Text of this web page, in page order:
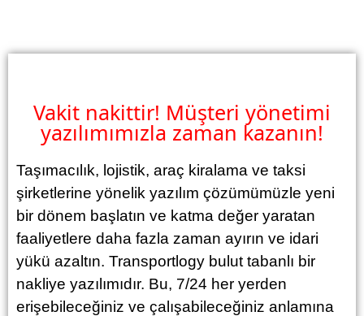
Vakit nakittir! Müşteri yönetimi
yazılımımızla zaman kazanın!
Taşımacılık, lojistik, araç kiralama ve taksi
şirketlerine yönelik yazılım çözümümüzle yeni
bir dönem başlatın ve katma değer yaratan
faaliyetlere daha fazla zaman ayırın ve idari
yükü azaltın. Transportlogy bulut tabanlı bir
nakliye yazılımıdır. Bu, 7/24 her yerden
erişebileceğiniz ve çalışabileceğiniz anlamına